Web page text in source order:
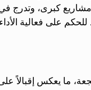
كبرى، وتدرج في
ما يعكس إقبالاً